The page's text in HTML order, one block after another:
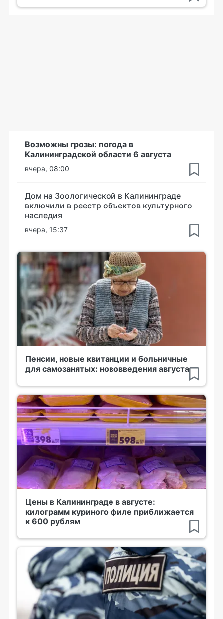
Возможны грозы: погода в
Калининградской области 6 августа
вчера, 08:00
Дом на Зоологической в Калининграде
включили в реестр объектов культурного
наследия
вчера, 15:37
Пенсии, новые квитанции и больничные
для самозанятых: нововведения августа
Цены в Калининграде в августе:
килограмм куриного филе приближается
к 600 рублям